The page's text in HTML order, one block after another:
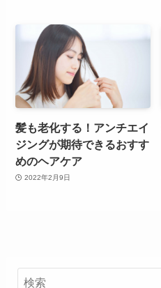
髪も老化する！アンチエイ
ジングが期待できるおすす
めのヘアケア
2022年2月9日